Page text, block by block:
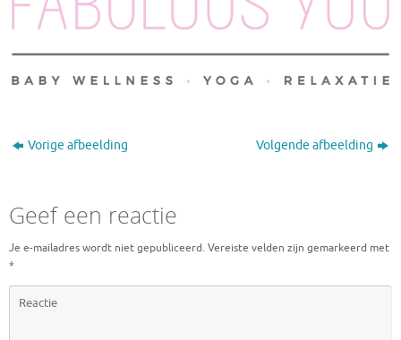
Vorige afbeelding Volgende afbeelding
Geef een reactie
Je e-mailadres wordt niet gepubliceerd. Vereiste velden zijn gemarkeerd met
*